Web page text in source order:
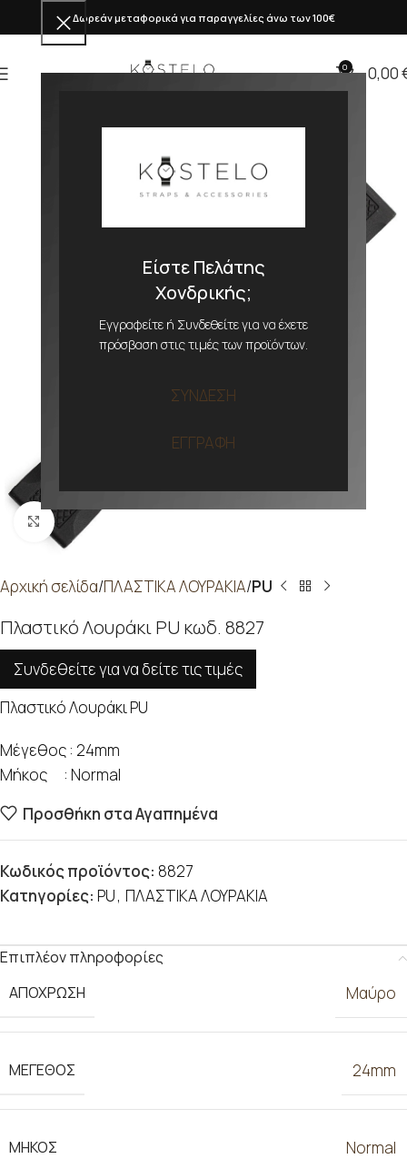
Είστε Πελάτης
Χονδρικής;
Εγγραφείτε ή Συνδεθείτε για να έχετε
πρόσβαση στις τιμές των προϊόντων.
ΣΥΝΔΕΣΗ
ΕΓΓΡΑΦΗ
Δωρεάν μεταφορικά για παραγγελίες άνω των 100€
0 0,00
Προβολή
Αρχική σελίδα ΠΛΑΣΤΙΚΑ ΛΟΥΡΑΚΙΑ PU
Πλαστικό Λουράκι PU κωδ. 8827
Συνδεθείτε για να δείτε τις τιμές
Πλαστικό Λουράκι PU
Μέγεθος : 24mm
Μήκος : Normal
Προσθήκη στα Αγαπημένα
Κωδικός προϊόντος: 8827
Κατηγορίες: PU, ΠΛΑΣΤΙΚΑ ΛΟΥΡΑΚΙΑ
Επιπλέον πληροφορίες
ΑΠΟΧΡΩΣΗ
Μαύρο
ΜΕΓΕΘΟΣ 24mm
ΜΗΚΟΣ Normal